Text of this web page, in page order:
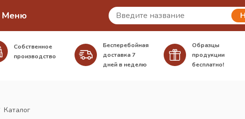
Меню
Собственное
производство
Бесперебойная
доставка7
дней в неделю
Образцы
продукции
бесплатно!
Каталог